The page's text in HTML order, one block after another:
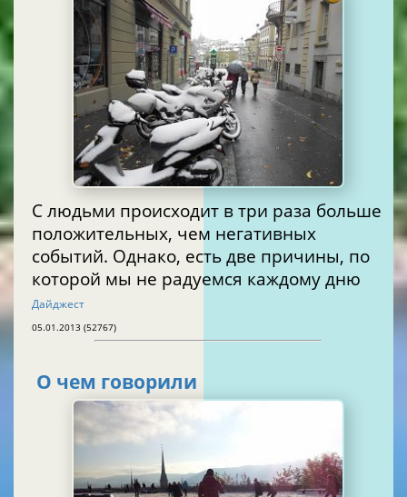
С людьми происходит в три раза больше
положительных, чем негативных
событий. Однако, есть две причины, по
которой мы не радуемся каждому дню
Дайджест
05.01.2013 (52767)
О чем говорили